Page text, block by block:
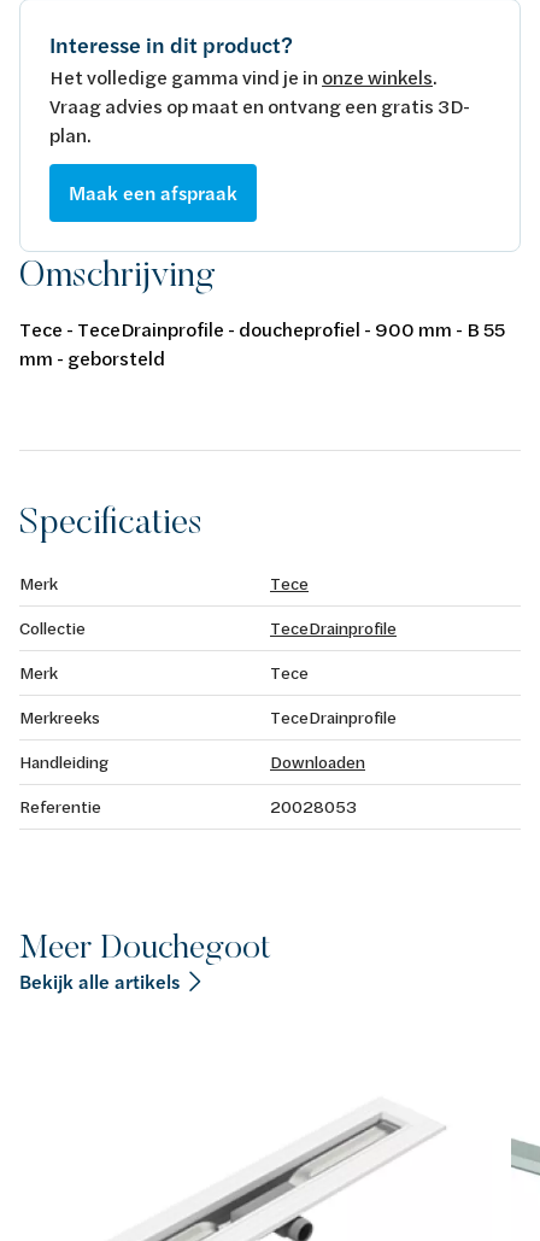
Interesse in dit product?
Het volledige gamma vind je in onze winkels.
Vraag advies op maat en ontvang een gratis 3D-
plan.
Maak een afspraak
Omschrijving
Tece - TeceDrainprofile - doucheprofiel - 900 mm - B 55
mm - geborsteld
Specificaties
Merk
Tece
Collectie
TeceDrainprofile
Merk
Tece
Merkreeks
TeceDrainprofile
Handleiding
Downloaden
Referentie
20028053
Meer Douchegoot
Bekijk alle artikels